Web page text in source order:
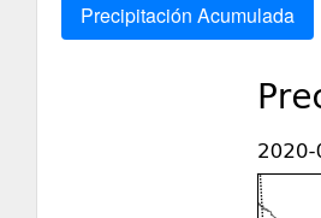
Precipitación Acumulada